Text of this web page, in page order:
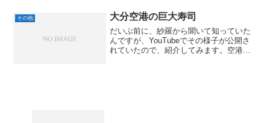
板そっく...
その他 大分空港の巨大寿司
だいぶ前に、紗羅から聞いて知っていた
んですが、YouTubeでその様子が公開さ
れていたので、紹介してみます。空港の